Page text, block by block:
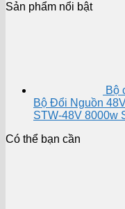
Sản phẩm nổi bật
Bộ
Bộ Đổi Nguồn
STW-48V 8000w
Có thể bạn cần